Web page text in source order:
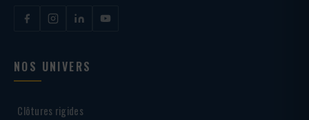
NOS UNIVERS
Clôtures rigides